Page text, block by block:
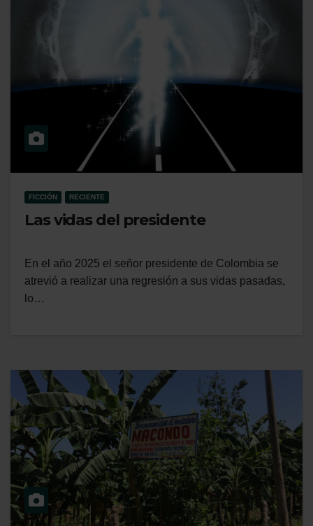
FICCIÓN RECIENTE
Las vidas del presidente
En el año 2025 el señor presidente de Colombia se
atrevió a realizar una regresión a sus vidas pasadas,
lo…